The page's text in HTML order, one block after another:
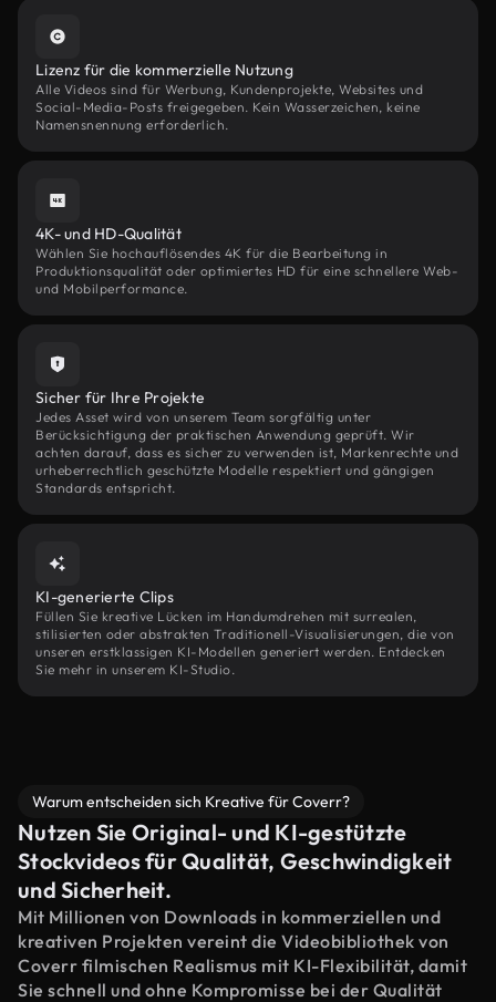
Lizenz für die kommerzielle Nutzung
Alle Videos sind für Werbung, Kundenprojekte, Websites und
Social-Media-Posts freigegeben. Kein Wasserzeichen, keine
Namensnennung erforderlich.
4K- und HD-Qualität
Wählen Sie hochauflösendes 4K für die Bearbeitung in
Produktionsqualität oder optimiertes HD für eine schnellere Web-
und Mobilperformance.
Sicher für Ihre Projekte
Jedes Asset wird von unserem Team sorgfältig unter
Berücksichtigung der praktischen Anwendung geprüft. Wir
achten darauf, dass es sicher zu verwenden ist, Markenrechte und
urheberrechtlich geschützte Modelle respektiert und gängigen
Standards entspricht.
KI-generierte Clips
Füllen Sie kreative Lücken im Handumdrehen mit surrealen,
stilisierten oder abstrakten Traditionell-Visualisierungen, die von
unseren erstklassigen KI-Modellen generiert werden. Entdecken
Sie mehr in unserem KI-Studio.
Warum entscheiden sich Kreative für Coverr?
Nutzen Sie Original- und KI-gestützte
Stockvideos für Qualität, Geschwindigkeit
und Sicherheit.
Mit Millionen von Downloads in kommerziellen und
kreativen Projekten vereint die Videobibliothek von
Coverr filmischen Realismus mit KI-Flexibilität, damit
Sie schnell und ohne Kompromisse bei der Qualität